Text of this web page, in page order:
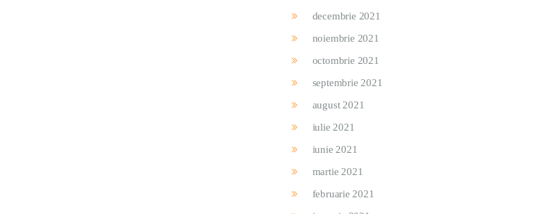
decembrie 2021
noiembrie 2021
octombrie 2021
septembrie 2021
august 2021
iulie 2021
iunie 2021
martie 2021
februarie 2021